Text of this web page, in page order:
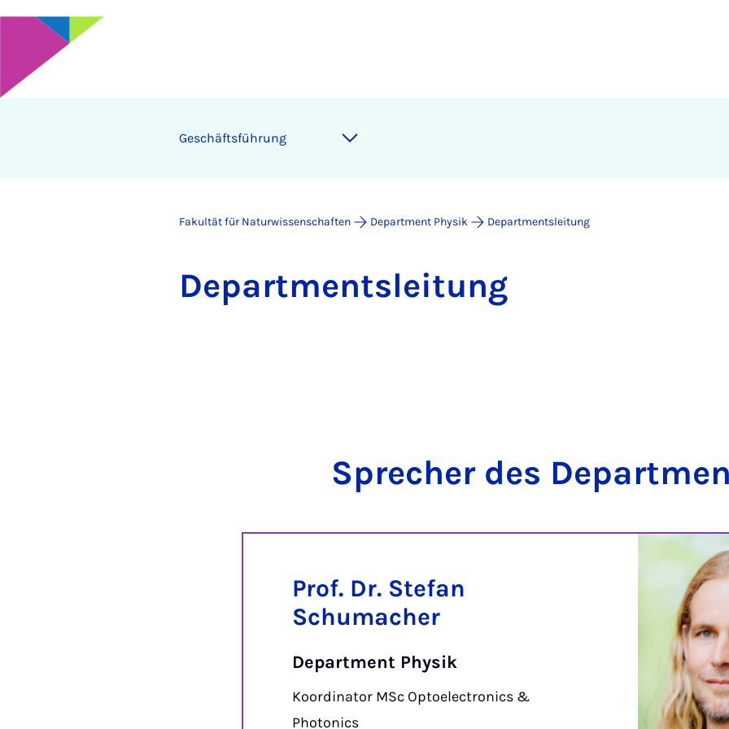
Ge­schäfts­füh­rung
Fakultät für Naturwissenschaften Department Physik Departmentsleitung
De­part­ment­s­lei­tung
Spre­cher des
Prof. Dr. Stefan
Schumacher
Department Physik
Koordinator MSc Optoelectronics &
Photonics